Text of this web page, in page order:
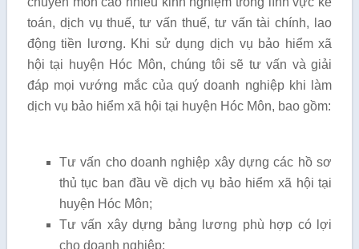
toán, dịch vụ thuế, tư vấn thuế, tư vấn tài chính, lao
động tiền lương. Khi sử dụng dịch vụ bảo hiểm xã
hội tại huyện Hóc Môn, chúng tôi sẽ tư vấn và giải
đáp mọi vướng mắc của quý doanh nghiệp khi làm
dịch vụ bảo hiểm xã hội tại huyện Hóc Môn, bao gồm:
Tư vấn cho doanh nghiệp xây dựng các hồ sơ
thủ tục ban đầu về dịch vụ bảo hiểm xã hội tại
huyện Hóc Môn;
Tư vấn xây dựng bảng lương phù hợp có lợi
cho doanh nghiệp;